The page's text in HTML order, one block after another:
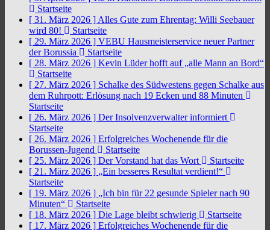
Startseite
[ 31. März 2026 ] Alles Gute zum Ehrentag: Willi Seebauer
wird 80!
Startseite
[ 29. März 2026 ] VEBU Hausmeisterservice neuer Partner
der Borussia
Startseite
[ 28. März 2026 ] Kevin Lüder hofft auf „alle Mann an Bord“
Startseite
[ 27. März 2026 ] Schalke des Südwestens gegen Schalke aus
dem Ruhrpott: Erlösung nach 19 Ecken und 88 Minuten
Startseite
[ 26. März 2026 ] Der Insolvenzverwalter informiert
Startseite
[ 26. März 2026 ] Erfolgreiches Wochenende für die
Borussen-Jugend
Startseite
[ 25. März 2026 ] Der Vorstand hat das Wort
Startseite
[ 21. März 2026 ] „Ein besseres Resultat verdient!“
Startseite
[ 19. März 2026 ] „Ich bin für 22 gesunde Spieler nach 90
Minuten“
Startseite
[ 18. März 2026 ] Die Lage bleibt schwierig
Startseite
[ 17. März 2026 ] Erfolgreiches Wochenende für die